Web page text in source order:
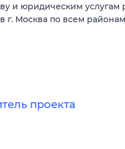
и юридическим услугам
г. Москва по всем
проекта